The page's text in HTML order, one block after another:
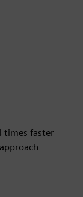
times faster